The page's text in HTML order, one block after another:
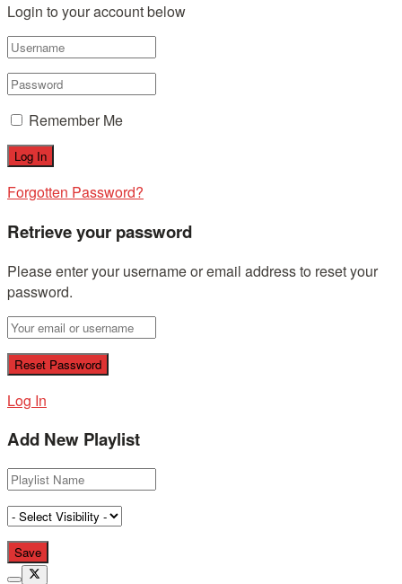
Login to your account below
Remember Me
Forgotten Password?
Retrieve your password
Please enter your username or email address to reset your
password.
Log In
Add New Playlist